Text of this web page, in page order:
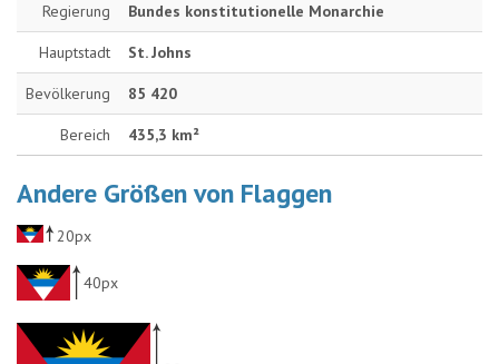
Regierung
Bundes konstitutionelle Monarchie
Hauptstadt St. Johns
Bevölkerung 85 420
Bereich 435,3 km²
Andere Größen von Flaggen
20px
40px